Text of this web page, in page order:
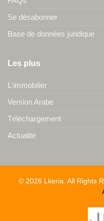
Se désabonner
Base de données juridique
Les plus
L'immobilier
Version Arabe
Téléchargement
Actualité
© 2026 Lkeria. All Rights